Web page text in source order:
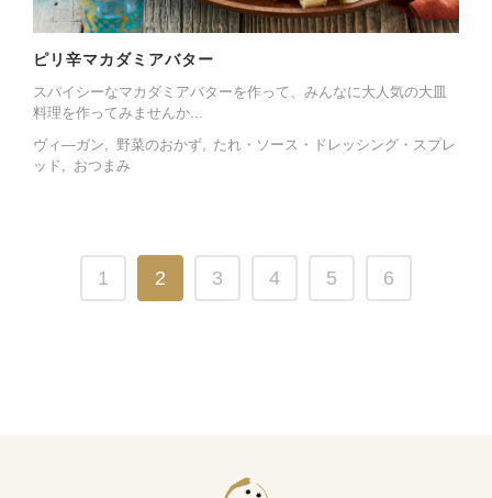
ピリ辛マカダミアバター
スパイシーなマカダミアバターを作って、みんなに大人気の大皿
料理を作ってみませんか...
ヴィ―ガン
野菜のおかず
たれ・ソース・ドレッシング・スプレ
ッド
おつまみ
1 2 3 4 5 6